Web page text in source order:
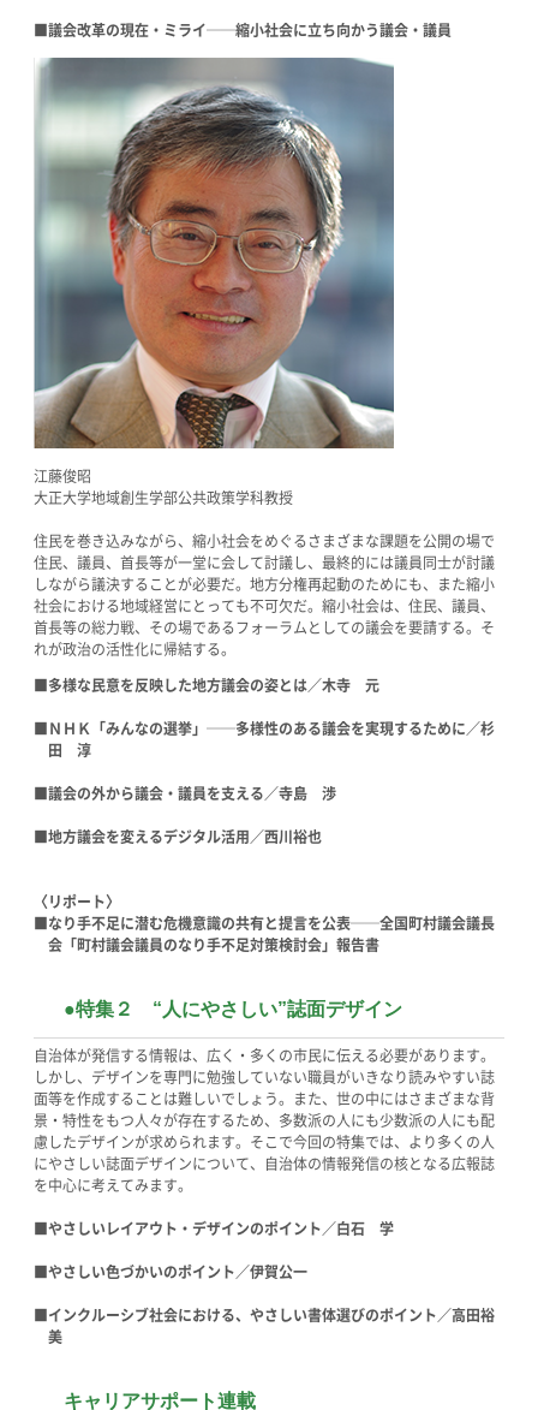
■議会改革の現在・ミライ──縮小社会に立ち向かう議会・議員
江藤俊昭
大正大学地域創生学部公共政策学科教授
住民を巻き込みながら、縮小社会をめぐるさまざまな課題を公開の場で
住民、議員、首長等が一堂に会して討議し、最終的には議員同士が討議
しながら議決することが必要だ。地方分権再起動のためにも、また縮小
社会における地域経営にとっても不可欠だ。縮小社会は、住民、議員、
首長等の総力戦、その場であるフォーラムとしての議会を要請する。そ
れが政治の活性化に帰結する。
■多様な民意を反映した地方議会の姿とは／木寺 元
■ＮＨＫ「みんなの選挙」──多様性のある議会を実現するために／杉
田 淳
■議会の外から議会・議員を支える／寺島 渉
■地方議会を変えるデジタル活用／西川裕也
〈リポート〉
■なり手不足に潜む危機意識の共有と提言を公表──全国町村議会議長
会「町村議会議員のなり手不足対策検討会」報告書
●特集２ “人にやさしい”誌面デザイン
自治体が発信する情報は、広く・多くの市民に伝える必要があります。
しかし、デザインを専門に勉強していない職員がいきなり読みやすい誌
面等を作成することは難しいでしょう。また、世の中にはさまざまな背
景・特性をもつ人々が存在するため、多数派の人にも少数派の人にも配
慮したデザインが求められます。そこで今回の特集では、より多くの人
にやさしい誌面デザインについて、自治体の情報発信の核となる広報誌
を中心に考えてみます。
■やさしいレイアウト・デザインのポイント／白石 学
■やさしい色づかいのポイント／伊賀公一
■インクルーシブ社会における、やさしい書体選びのポイント／高田裕
美
キャリアサポート連載